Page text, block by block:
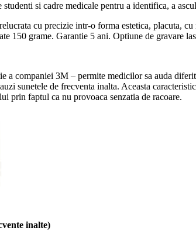
si cadre medicale pentru a identifica, a
cu precizie intr-o forma estetica, placuta,
150 grame. Garantie 5 ani. Optiune de gravare
a companiei 3M – permite medicilor sa auda
sunetele de frecventa inalta. Aceasta
prin faptul ca nu provoaca senzatia de racoare.
inalte)